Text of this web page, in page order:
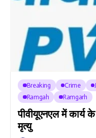
Breaking Crime
Ramgah
Ramgarh
पीवीयूएनएल में कार्य के
मृत्यु